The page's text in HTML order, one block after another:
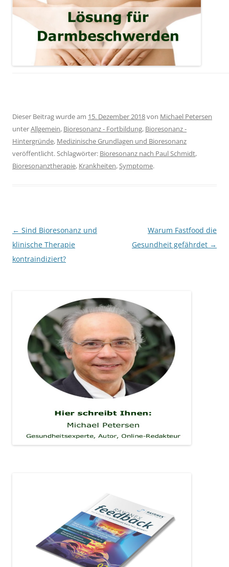
Dieser Beitrag wurde am 15. Dezember 2018von Michael Petersen
unterAllgemein, Bioresonanz - Fortbildung, Bioresonanz -
Hintergründe, Medizinische Grundlagen und Bioresonanz
veröffentlicht. Schlagwörter: Bioresonanz nach Paul Schmidt,
Bioresonanztherapie, Krankheiten,Symptome.
Beitragsnavigation
← Sind Bioresonanz und
klinische Therapie
kontraindiziert?
Warum Fastfood die
Gesundheit gefährdet →